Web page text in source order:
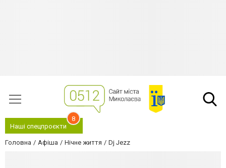
Наші спецпроєкти
8
Головна Афіша Нічне життя Dj Jezz